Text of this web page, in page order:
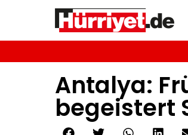
Antalya:
begeistert